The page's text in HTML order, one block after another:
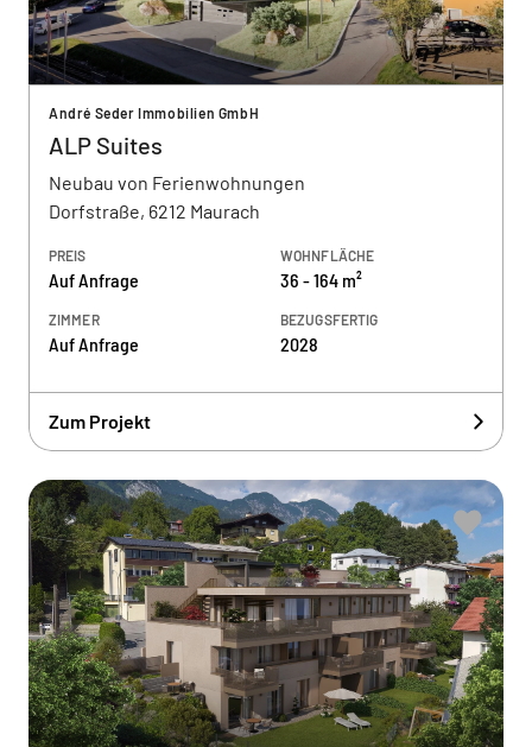
André Seder Immobilien GmbH
ALP Suites
Neubau von Ferienwohnungen
Dorfstraße, 6212 Maurach
PREIS
Auf Anfrage
WOHNFLÄCHE
36 - 164 m²
ZIMMER
Auf Anfrage
BEZUGSFERTIG
2028
Zum Projekt